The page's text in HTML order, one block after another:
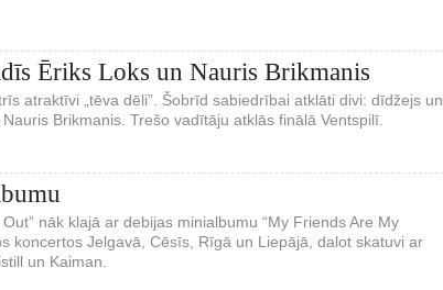
Ēriks Loks un Nauris Brikmanis
atraktīvi „tēva dēli”. Šobrīd sabiedrībai atklāti divi: dīdžejs un
Brikmanis. Trešo vadītāju atklās finālā Ventspilī.
nāk klajā ar debijas minialbumu “My Friends Are My
koncertos Jelgavā, Cēsīs, Rīgā un Liepājā, dalot skatuvi ar
un Kaiman.